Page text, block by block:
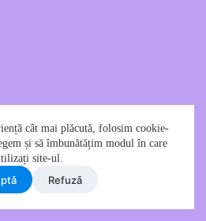
cât mai plăcută, folosim cookie-
și să îmbunătățim modul în care
site-ul.
Refuzǎ